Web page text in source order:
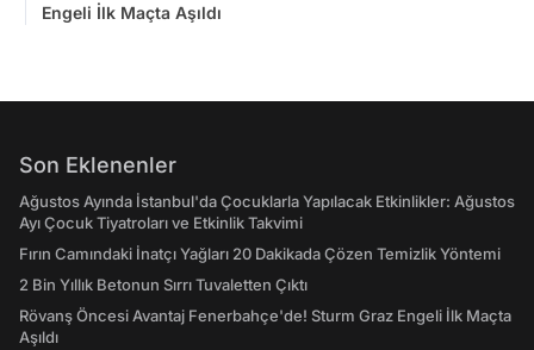
Engeli İlk Maçta Aşıldı
Son Eklenenler
Ağustos Ayında İstanbul'da Çocuklarla Yapılacak Etkinlikler: Ağustos
Ayı Çocuk Tiyatroları ve Etkinlik Takvimi
Fırın Camındaki İnatçı Yağları 20 Dakikada Çözen Temizlik Yöntemi
2 Bin Yıllık Betonun Sırrı Tuvaletten Çıktı
Rövanş Öncesi Avantaj Fenerbahçe'de! Sturm Graz Engeli İlk Maçta
Aşıldı